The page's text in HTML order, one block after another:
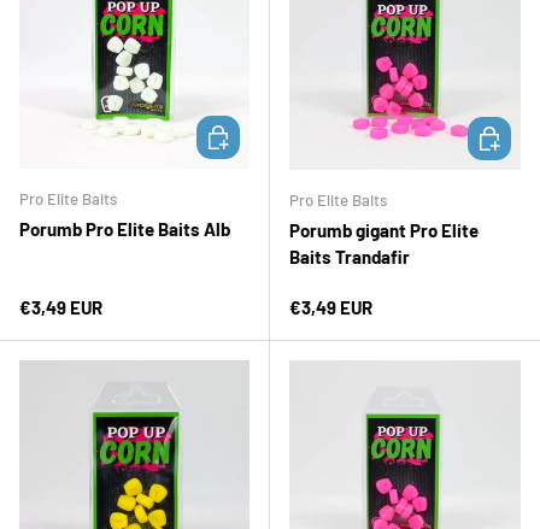
Pro Elite Baits
Porumb Pro Elite Baits Alb
Preț normal
€3,49 EUR
ADAUGĂ ÎN COȘ
Pro Elite Baits
Porumb gigant Pro Elite
Baits Trandafir
Preț normal
€3,49 EUR
ADAUGĂ